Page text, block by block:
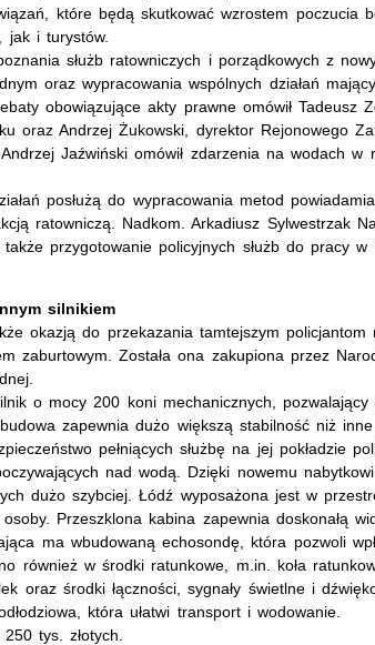
które będą skutkować wzrostem poczucia
jak i turystów.
służb ratowniczych i porządkowych z
oraz wypracowania wspólnych działań
obowiązujące akty prawne omówił Tadeusz
oraz Andrzej Żukowski, dyrektor Rejonowego
Jaźwiński omówił zdarzenia na wodach w
posłużą do wypracowania metod
ratowniczą. Nadkom. Arkadiusz Sylwestrzak
także przygotowanie policyjnych służb do pracy
silnikiem
okazją do przekazania tamtejszym policjantom
zaburtowym. Została ona zakupiona przez
o mocy 200 koni mechanicznych, pozwalający
zapewnia dużo większą stabilność niż
pełniących służbę na jej pokładzie
nad wodą. Dzięki nowemu
dużo szybciej. Łódź wyposażona jest w
Przeszklona kabina zapewnia doskonałą
ma wbudowaną echosondę, która pozwoli
również w środki ratunkowe, m.in. koła
oraz środki łączności, sygnały świetlne i
która ułatwi transport i wodowanie.
tys. złotych.